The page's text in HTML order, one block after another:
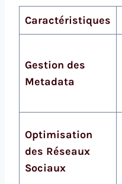
Caractéristiques
Gestion des
Metadata
Optimisation
des Réseaux
Sociaux